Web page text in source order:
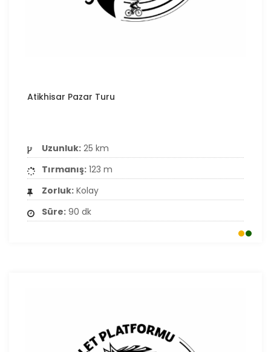
Atikhisar Pazar Turu
Uzunluk: 25 km
Tırmanış: 123 m
Zorluk: Kolay
Süre: 90 dk